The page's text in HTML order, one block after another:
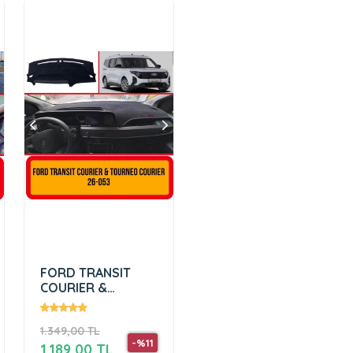
FORD TRANSIT
COURIER &
TOURNEO
COURIER ( 2023 + )
1.349,00 TL
-%11